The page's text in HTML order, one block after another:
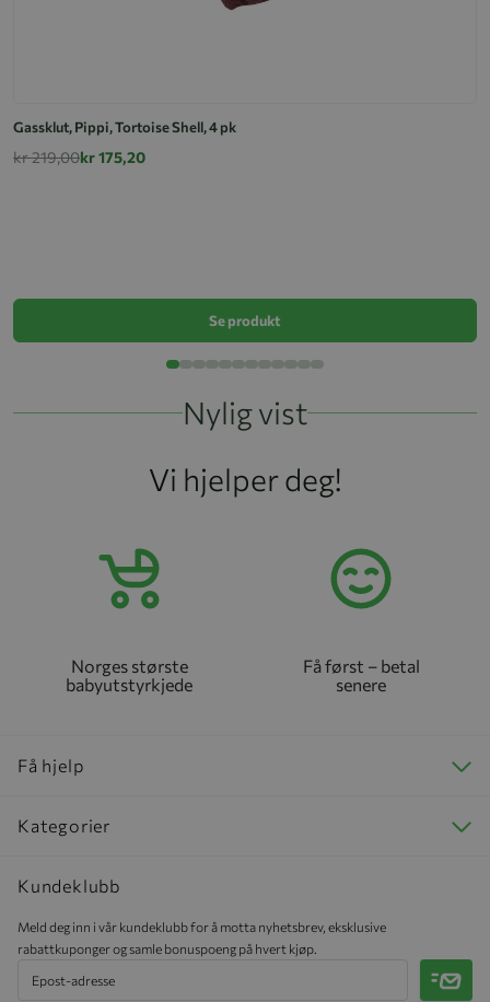
Gassklut, Pippi, Tortoise Shell, 4 pk
kr 219,00kr 175,20
Se produkt
Nylig vist
Vi hjelper deg!
Norges største
babyutstyrkjede
Få først – betal
senere
Få hjelp
Kategorier
Kundeklubb
Meld deg inn i vår kundeklubb for å motta nyhetsbrev, eksklusive
rabattkuponger og samle bonuspoeng på hvert kjøp.